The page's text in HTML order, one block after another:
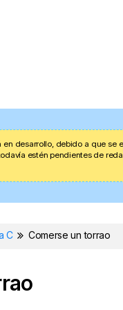
en desarrollo, debido a que
estén pendientes de
C Comerse un torrao